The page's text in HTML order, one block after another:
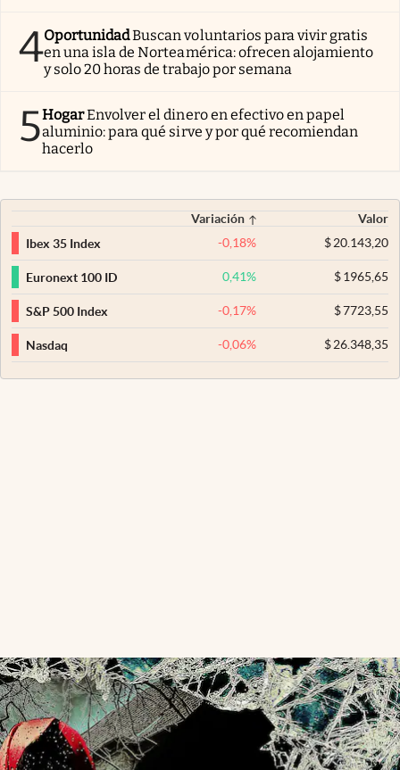
4OportunidadBuscan voluntarios para vivir gratis
en una isla de Norteamérica: ofrecen alojamiento
y solo 20 horas de trabajo por semana
5HogarEnvolver el dinero en efectivo en papel
aluminio: para qué sirve y por qué recomiendan
hacerlo
Variación
Valor
Ibex 35 Index
-0,18% $20.143,20
Euronext 100 ID 0,41% $1965,65
S&P 500 Index -0,17% $7723,55
Nasdaq -0,06% $26.348,35